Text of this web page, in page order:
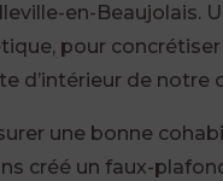
en-Beaujolais.
pour
d’intérieur de notre
une bonne
créé un faux-